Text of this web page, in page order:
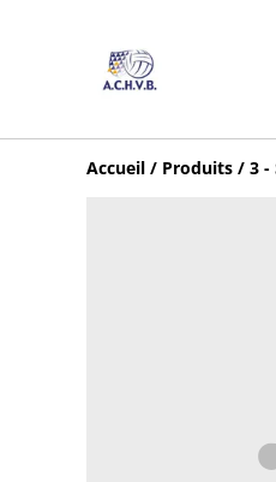
Accueil / Produits / 3 -